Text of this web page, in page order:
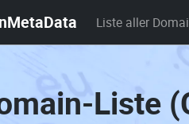
Liste aller
Liste